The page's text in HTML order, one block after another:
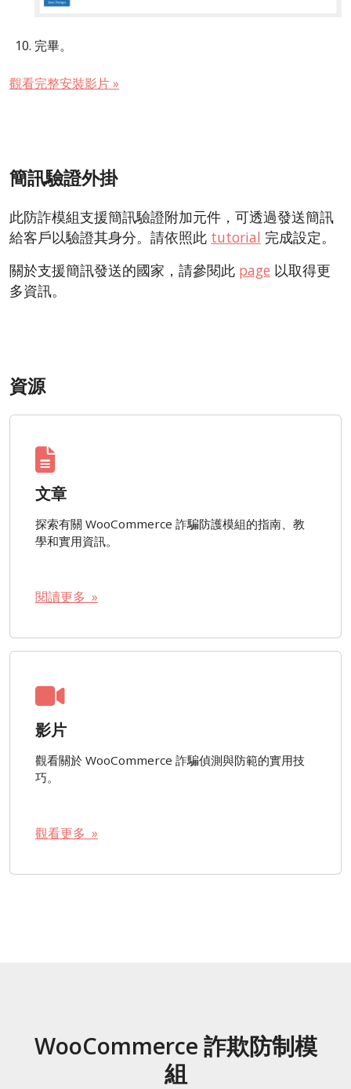
完畢。
觀看完整安裝影片 »
簡訊驗證外掛
此防詐模組支援簡訊驗證附加元件，可透過發送簡訊
給客戶以驗證其身分。請依照此 tutorial 完成設定。
關於支援簡訊發送的國家，請參閱此 page 以取得更
多資訊。
資源
文章
探索有關 WooCommerce 詐騙防護模組的指南、教
學和實用資訊。
閱讀更多 »
影片
觀看關於 WooCommerce 詐騙偵測與防範的實用技
巧。
觀看更多 »
WooCommerce 詐欺防制模
組